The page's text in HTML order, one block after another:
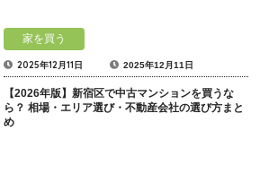
家を買う
2025年12月11日 2025年12月11日
【2026年版】新宿区で中古マンションを買うな
ら？ 相場・エリア選び・不動産会社の選び方まと
め